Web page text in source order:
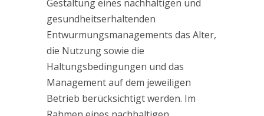
Gestaltung eines nachhaltigen und
gesundheitserhaltenden
Entwurmungsmanagements das Alter,
die Nutzung sowie die
Haltungsbedingungen und das
Management auf dem jeweiligen
Betrieb berücksichtigt werden. Im